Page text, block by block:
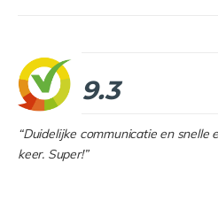
9.3
“Duidelijke communicatie en snelle
keer. Super!”